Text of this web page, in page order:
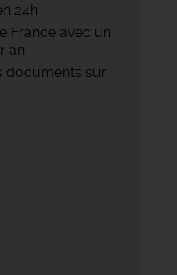
24h
France avec un
an
documents sur